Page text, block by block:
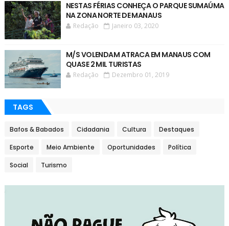
NESTAS FÉRIAS CONHEÇA O PARQUE SUMAÚMA
NA ZONA NORTE DE MANAUS
Redação Janeiro 03, 2020
M/S VOLENDAM ATRACA EM MANAUS COM
QUASE 2 MIL TURISTAS
Redação Dezembro 01, 2019
TAGS
Bafos & Babados Cidadania Cultura Destaques
Esporte Meio Ambiente Oportunidades Política
Social Turismo